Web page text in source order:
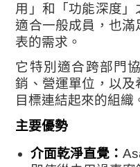
用」和「功能深度」
適合一般成員，也
表的需求。
它特別適合跨部門
銷、營運單位，以
目標連結起來的組織
主要優勢
介面乾淨直覺：